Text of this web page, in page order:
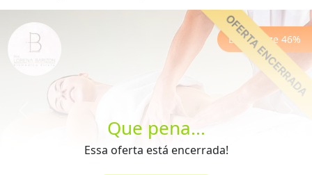
Que pena...
Essa oferta está encerrada!
Economize 46%